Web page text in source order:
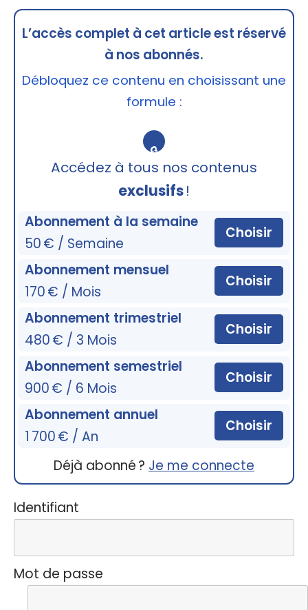
L’accès complet à cet article est réservé
à nos abonnés.
Débloquez ce contenu en choisissant une
formule :
🔒
Accédez à tous nos contenus
exclusifs!
Abonnement à la semaine
50 € / Semaine
Choisir
Abonnement mensuel
170 € / Mois
Choisir
Abonnement trimestriel
480 € / 3 Mois
Choisir
Abonnement semestriel
900 € / 6 Mois
Choisir
Abonnement annuel
1 700 € / An
Choisir
Déjà abonné ? Je me connecte
Identifiant
Mot de passe